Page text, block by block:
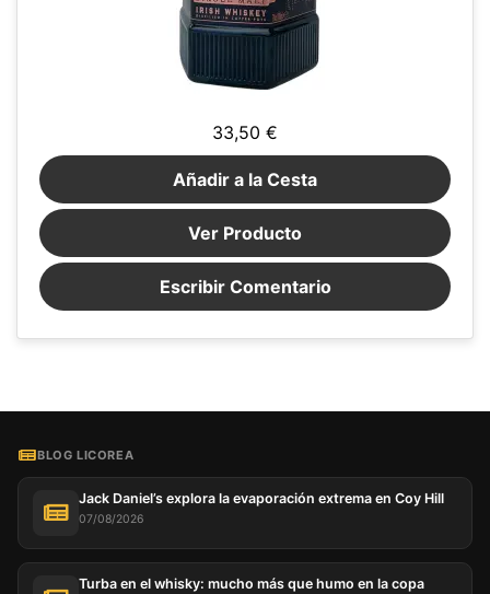
33,50 €
Añadir a la Cesta
Ver Producto
Escribir Comentario
BLOG LICOREA
Jack Daniel’s explora la evaporación extrema en Coy Hill
07/08/2026
Turba en el whisky: mucho más que humo en la copa